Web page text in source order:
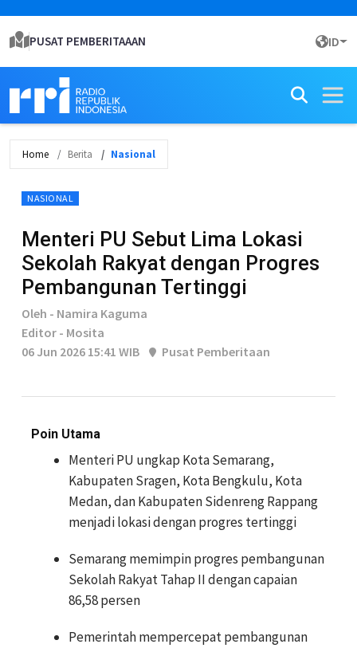
PUSAT PEMBERITAAAN ID
Home Berita Nasional
NASIONAL
Menteri PU Sebut Lima Lokasi
Sekolah Rakyat dengan Progres
Pembangunan Tertinggi
Oleh - Namira Kaguma
Editor - Mosita
06 Jun 2026 15:41 WIB
Pusat Pemberitaan
Poin Utama
Menteri PU ungkap Kota Semarang,
Kabupaten Sragen, Kota Bengkulu, Kota
Medan, dan Kabupaten Sidenreng Rappang
menjadi lokasi dengan progres tertinggi
Semarang memimpin progres pembangunan
Sekolah Rakyat Tahap II dengan capaian
86,58 persen
Pemerintah mempercepat pembangunan